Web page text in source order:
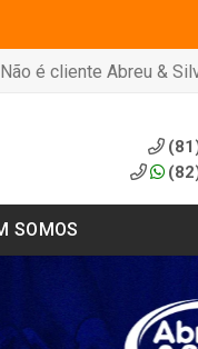
Não é cliente Abreu &
SOMOS